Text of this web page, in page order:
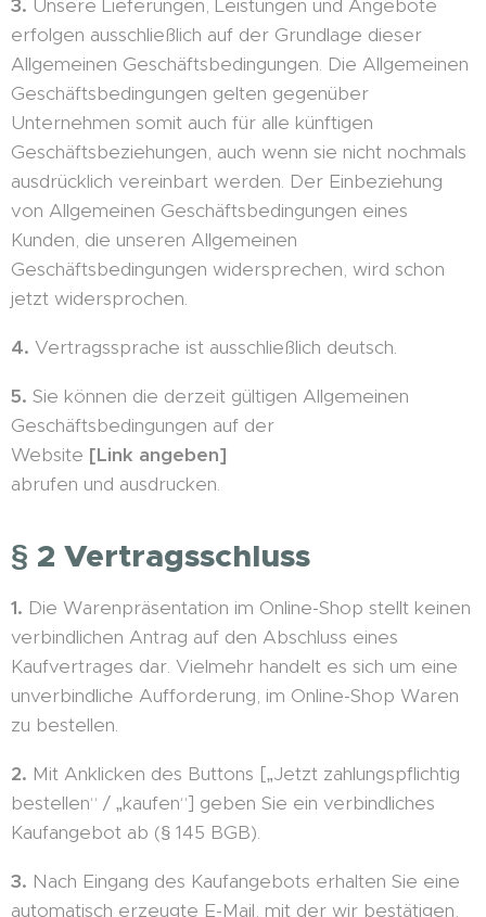
3. Unsere Lieferungen, Leistungen und Angebote
erfolgen ausschließlich auf der Grundlage dieser
Allgemeinen Geschäftsbedingungen. Die Allgemeinen
Geschäftsbedingungen gelten gegenüber
Unternehmen somit auch für alle künftigen
Geschäftsbeziehungen, auch wenn sie nicht nochmals
ausdrücklich vereinbart werden. Der Einbeziehung
von Allgemeinen Geschäftsbedingungen eines
Kunden, die unseren Allgemeinen
Geschäftsbedingungen widersprechen, wird schon
jetzt widersprochen.
4. Vertragssprache ist ausschließlich deutsch.
5. Sie können die derzeit gültigen Allgemeinen
Geschäftsbedingungen auf der
Website [Link angeben]
abrufen und ausdrucken.
§ 2 Vertragsschluss
1. Die Warenpräsentation im Online-Shop stellt keinen
verbindlichen Antrag auf den Abschluss eines
Kaufvertrages dar. Vielmehr handelt es sich um eine
unverbindliche Aufforderung, im Online-Shop Waren
zu bestellen.
2. Mit Anklicken des Buttons [„Jetzt zahlungspflichtig
bestellen“ / „kaufen“] geben Sie ein verbindliches
Kaufangebot ab (§ 145 BGB).
3. Nach Eingang des Kaufangebots erhalten Sie eine
automatisch erzeugte E-Mail, mit der wir bestätigen,